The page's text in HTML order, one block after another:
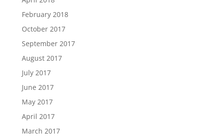
February 2018
October 2017
September 2017
August 2017
July 2017
June 2017
May 2017
April 2017
March 2017